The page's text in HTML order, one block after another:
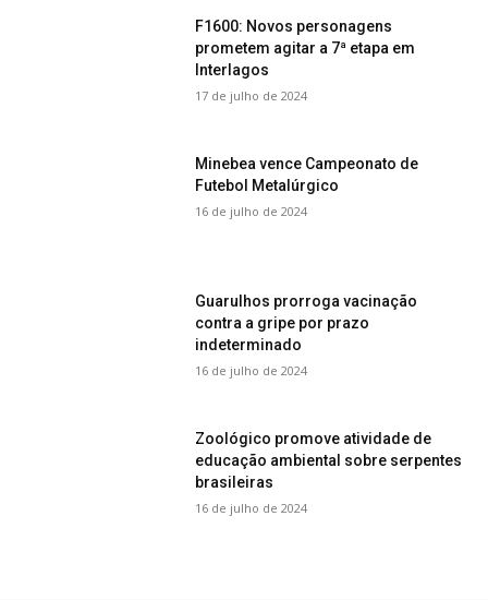
F1600: Novos personagens
prometem agitar a 7ª etapa em
Interlagos
17 de julho de 2024
Minebea vence Campeonato de
Futebol Metalúrgico
16 de julho de 2024
Guarulhos prorroga vacinação
contra a gripe por prazo
indeterminado
16 de julho de 2024
Zoológico promove atividade de
educação ambiental sobre serpentes
brasileiras
16 de julho de 2024